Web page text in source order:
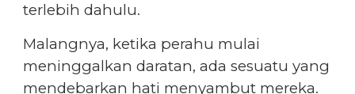
terlebih dahulu.
Malangnya, ketika perahu mulai
meninggalkan daratan, ada sesuatu yang
mendebarkan hati menyambut mereka.